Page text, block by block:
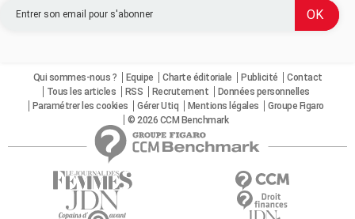
Qui sommes-nous ? Equipe Charte éditoriale Publicité
Contact
Tous les articles
RSS Recrutement
Données personnelles
Paramétrer les cookies
Gérer Utiq Mentions légales
Groupe Figaro
© 2026 CCM Benchmark